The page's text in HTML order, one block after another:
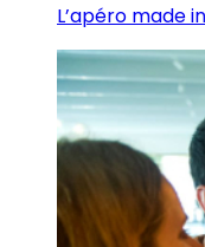
L’apéro made